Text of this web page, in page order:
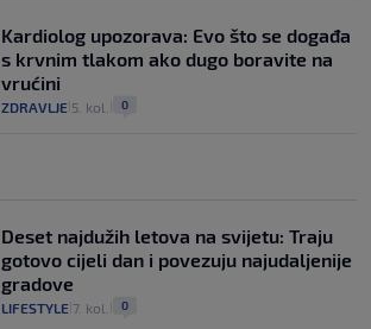
Kardiolog upozorava: Evo što se događa
s krvnim tlakom ako dugo boravite na
vrućini
ZDRAVLJE 5. kol. 0
Deset najdužih letova na svijetu: Traju
gotovo cijeli dan i povezuju najudaljenije
gradove
LIFESTYLE 7. kol. 0